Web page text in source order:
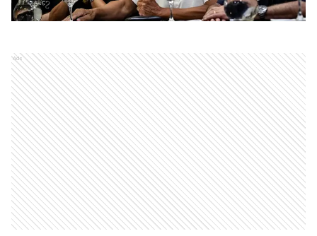
Ads